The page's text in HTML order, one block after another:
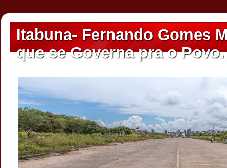
Itabuna- Fernando Gomes
que se Governa pra o Povo.